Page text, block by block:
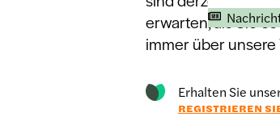
erwarten, als Sie
immer über
Erhalten Sie
REGISTRIEREN